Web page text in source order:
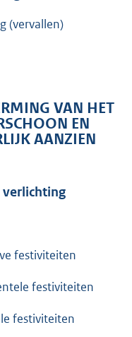
(vervallen)
VAN HET
EN
AANZIEN
verlichting
festiviteiten
festiviteiten
festiviteiten